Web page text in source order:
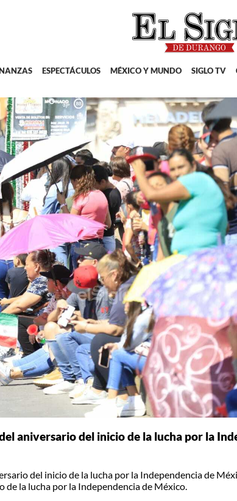
ESPECTÁCULOS MÉXICO Y MUNDO SIGLO TV
aniversario del inicio de la lucha por la
del inicio de la lucha por la Independencia de
la lucha por la Independencia de México.